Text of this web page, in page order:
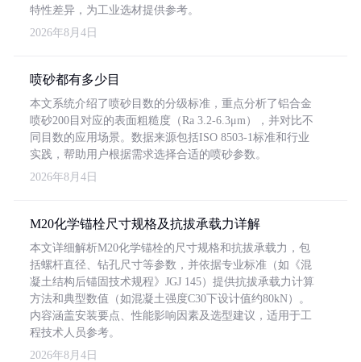
特性差异，为工业选材提供参考。
2026年8月4日
喷砂都有多少目
本文系统介绍了喷砂目数的分级标准，重点分析了铝合金
喷砂200目对应的表面粗糙度（Ra 3.2-6.3μm），并对比不
同目数的应用场景。数据来源包括ISO 8503-1标准和行业
实践，帮助用户根据需求选择合适的喷砂参数。
2026年8月4日
M20化学锚栓尺寸规格及抗拔承载力详解
本文详细解析M20化学锚栓的尺寸规格和抗拔承载力，包
括螺杆直径、钻孔尺寸等参数，并依据专业标准（如《混
凝土结构后锚固技术规程》JGJ 145）提供抗拔承载力计算
方法和典型数值（如混凝土强度C30下设计值约80kN）。
内容涵盖安装要点、性能影响因素及选型建议，适用于工
程技术人员参考。
2026年8月4日